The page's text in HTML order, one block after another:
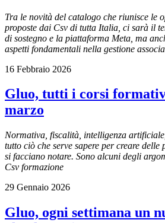
Tra le novità del catalogo che riunisce le
proposte dai Csv di tutta Italia, ci sarà il
di sostegno e la piattaforma Meta, ma
aspetti fondamentali nella gestione
16 Febbraio 2026
Gluo, tutti i corsi
marzo
Normativa, fiscalità, intelligenza
tutto ciò che serve sapere per creare delle
si facciano notare. Sono alcuni degli
Csv formazione
29 Gennaio 2026
Gluo, ogni settimana un